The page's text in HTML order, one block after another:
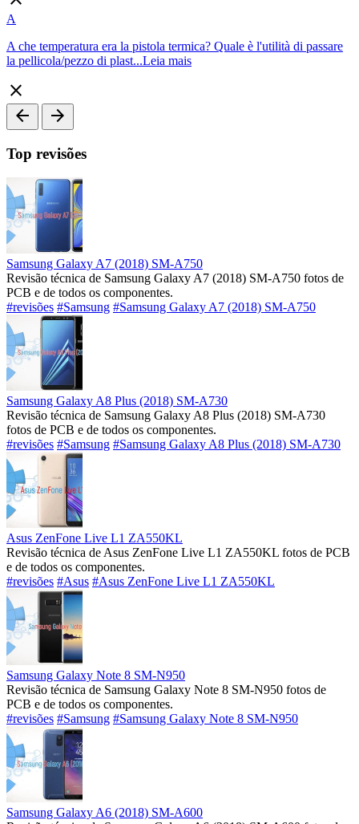
A
A che temperatura era la pistola termica? Quale è l'utilità di passare
la pellicola/pezzo di plast...Leia mais
close
arrow_back
arrow_forward
Top revisões
Samsung Galaxy A7 (2018) SM-A750
Revisão técnica de Samsung Galaxy A7 (2018) SM-A750 fotos de
PCB e de todos os componentes.
#revisões #Samsung #Samsung Galaxy A7 (2018) SM-A750
Samsung Galaxy A8 Plus (2018) SM-A730
Revisão técnica de Samsung Galaxy A8 Plus (2018) SM-A730
fotos de PCB e de todos os componentes.
#revisões #Samsung #Samsung Galaxy A8 Plus (2018) SM-A730
Asus ZenFone Live L1 ZA550KL
Revisão técnica de Asus ZenFone Live L1 ZA550KL fotos de PCB
e de todos os componentes.
#revisões #Asus #Asus ZenFone Live L1 ZA550KL
Samsung Galaxy Note 8 SM-N950
Revisão técnica de Samsung Galaxy Note 8 SM-N950 fotos de
PCB e de todos os componentes.
#revisões #Samsung #Samsung Galaxy Note 8 SM-N950
Samsung Galaxy A6 (2018) SM-A600